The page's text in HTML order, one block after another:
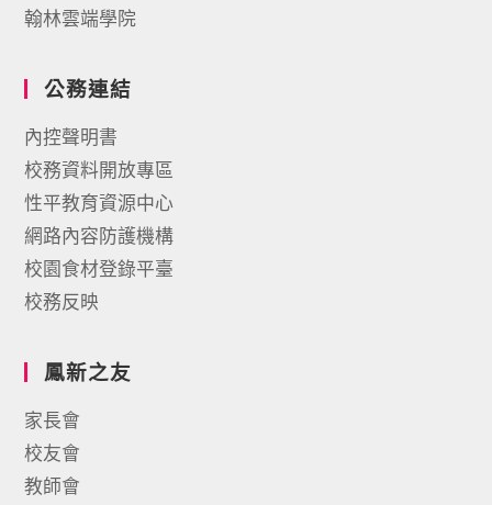
翰林雲端學院
公務連結
內控聲明書
校務資料開放專區
性平教育資源中心
網路內容防護機構
校園食材登錄平臺
校務反映
鳳新之友
家長會
校友會
教師會